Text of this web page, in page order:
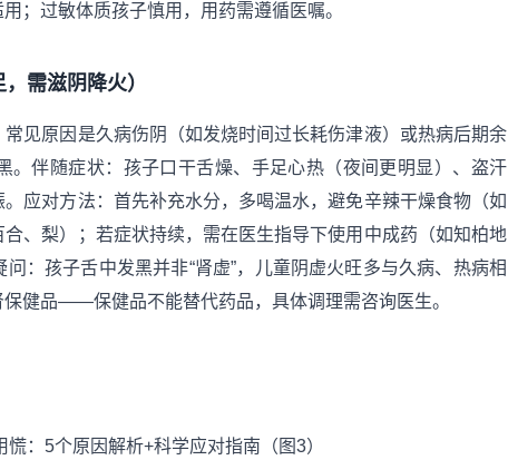
；过敏体质孩子慎用，用药需遵循医嘱。
需滋阴降火）
见原因是久病伤阴（如发烧时间过长耗伤津液）或热病后期余
。伴随症状：孩子口干舌燥、手足心热（夜间更明显）、盗汗
应对方法：首先补充水分，多喝温水，避免辛辣干燥食物（如
、梨）；若症状持续，需在医生指导下使用中成药（如知柏地
：孩子舌中发黑并非“肾虚”，儿童阴虚火旺多与久病、热病相
健品——保健品不能替代药品，具体调理需咨询医生。